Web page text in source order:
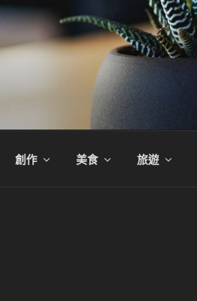
創作 美食 旅遊